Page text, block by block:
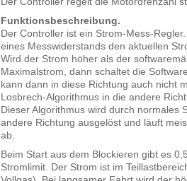
Funktionsbeschreibung.
Der Controller ist ein Strom-Mess-
eines Messwiderstands den aktuellen
Wird der Strom höher als der
Maximalstrom, dann schaltet die
kann dann in diese Richtung auch nicht
Losbrech-Algorithmus in die andere
Dieser Algorithmus wird durch normales
andere Richtung ausgelöst und läuft
ab.
Beim Start aus dem Blockieren gibt es
Stromlimit. Der Strom ist im